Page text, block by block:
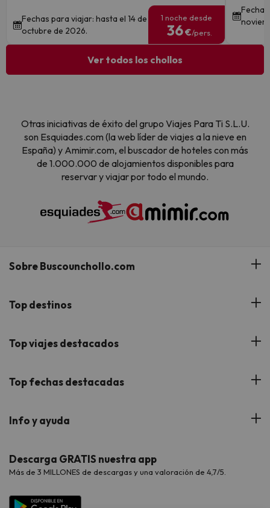
Fechas para viajar: hasta el 14 de
octubre de 2026.
1 noche desde
36€/pers.
Ver todos los chollos
Otras iniciativas de éxito del grupo Viajes Para Ti S.L.U.
son Esquiades.com (la web líder de viajes a la nieve en
España) y Amimir.com, el buscador de hoteles con más
de 1.000.000 de alojamientos disponibles para
reservar y viajar por todo el mundo.
Sobre Buscounchollo.com
¿Quiénes somos?
Buscounchollo en los medios
Proveedores
Viajes para grupos
Top destinos
Hoteles Andalucía
Hoteles Cataluña
Hoteles Galicia
Top viajes destacados
Viajes con Niños
Viajes de Novios
Chollos con Todo Incluido
Chollos en la playa
Top fechas destacadas
Verano
Vacaciones en Agosto
Info y ayuda
Contáctanos
Preguntas frecuentes
Descarga GRATIS nuestra app
Más de 3 MILLONES de descargas y una valoración de 4,7/5.